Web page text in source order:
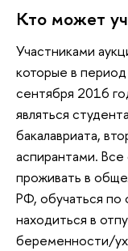
Кто может
Участниками
которые в
сентября 2016
являться
бакалавриата,
аспирантами.
проживать в
РФ, обучаться
находиться в
беременности/